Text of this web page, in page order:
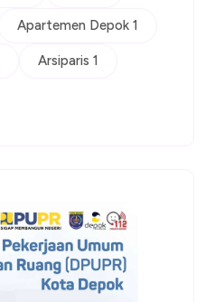
Apartemen Depok 1
Arsiparis 1